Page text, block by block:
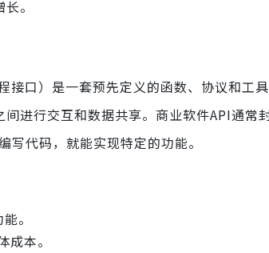
。
口）是一套预先定义的函数、协议和工
进行交互和数据共享。商业软件API通常
代码，就能实现特定的功能。
。
本。